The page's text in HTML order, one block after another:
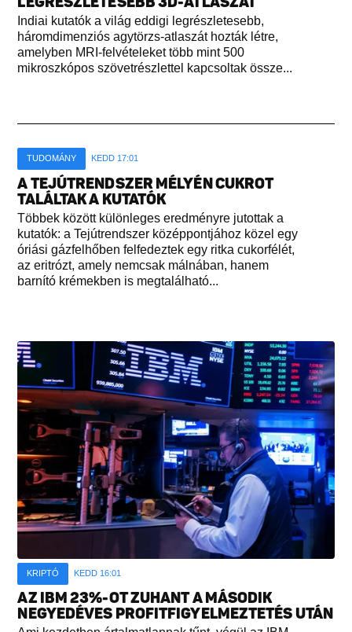
Indiai kutatók a világ eddigi legrészletesebb,
háromdimenziós agytörzs-atlaszát hozták létre,
amelyben MRI-felvételeket több mint 500
mikroszkópos szövetrészlettel kapcsoltak össze...
TUDOMÁNY KEDD 17:01
A TEJÚTRENDSZER MÉLYÉN CUKROT
TALÁLTAK A KUTATÓK
Többek között különleges eredményre jutottak a
kutatók: a Tejútrendszer középpontjához közel egy
óriási gázfelhőben felfedeztek egy ritka cukorfélét,
az eritrózt, amely nemcsak málnában, hanem
barnító krémekben is megtalálható...
KRIPTÓ KEDD 16:01
AZ IBM 23%-OT ZUHANT A MÁSODIK
NEGYEDÉVES PROFITFIGYELMEZTETÉS UTÁN